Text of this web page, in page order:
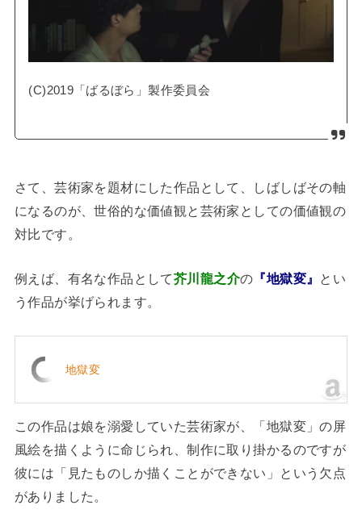
(C)2019「ばるぼら」製作委員会
さて、芸術家を題材にした作品として、しばしばその軸
になるのが、世俗的な価値観と芸術家としての価値観の
対比です。
例えば、有名な作品として芥川龍之介の 『地獄変』 とい
う作品が挙げられます。
地獄変
この作品は娘を溺愛していた芸術家が、「地獄変」の屏
風絵を描くように命じられ、制作に取り掛かるのですが
彼には「見たものしか描くことができない」という欠点
がありました。